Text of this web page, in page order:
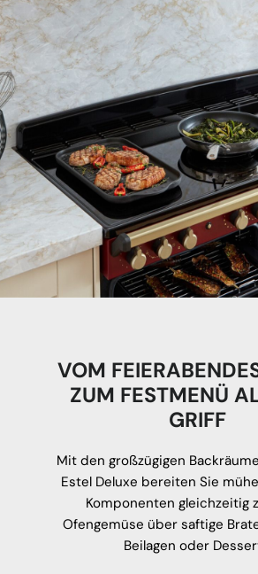
VOM
ZUM FESTMENÜ
GRIFF
Mit den großzügigen
Estel Deluxe bereiten Sie
Komponenten gleichzeitig
Ofengemüse über saftige
Beilagen oder